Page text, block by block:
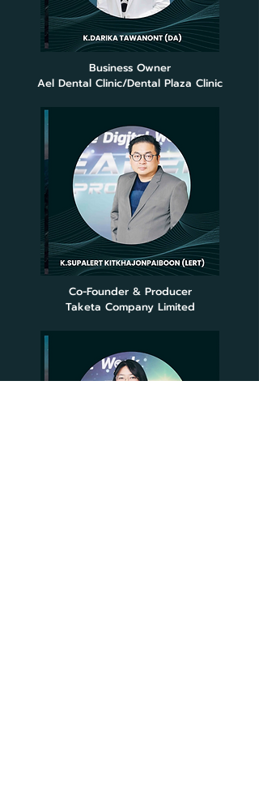
Business Owner
Ael Dental Clinic/Dental Plaza Clinic
Co-Founder & Producer
Taketa Company Limited